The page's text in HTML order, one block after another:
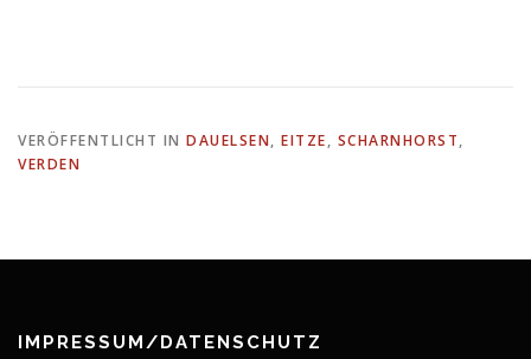
VERÖFFENTLICHT IN DAUELSEN, EITZE, SCHARNHORST,
VERDEN
IMPRESSUM/DATENSCHUTZ